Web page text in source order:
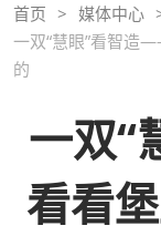
内
容
首页 媒体中心
一双“慧眼”看智造
的
一双
看看